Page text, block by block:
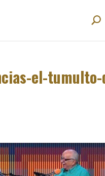
el-